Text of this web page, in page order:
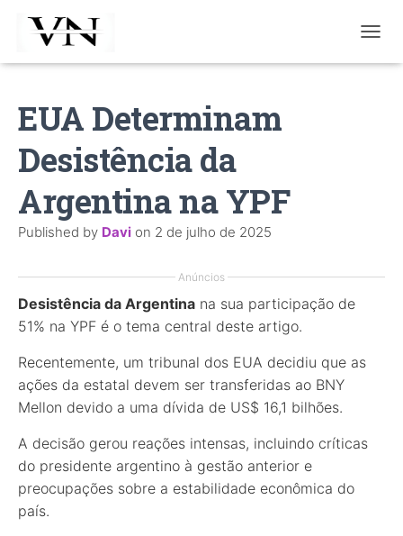
O
EUA Determinam
Desistência da
Argentina na YPF
Published by Davi on 2 de julho de 2025
Anúncios
Desistência da Argentina na sua participação de
51% na YPF é o tema central deste artigo.
Recentemente, um tribunal dos EUA decidiu que as
ações da estatal devem ser transferidas ao BNY
Mellon devido a uma dívida de US$ 16,1 bilhões.
A decisão gerou reações intensas, incluindo críticas
do presidente argentino à gestão anterior e
preocupações sobre a estabilidade econômica do
país.